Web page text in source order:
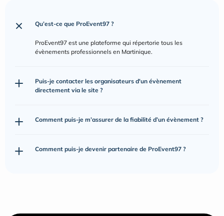
Qu’est-ce que ProEvent97 ?
ProEvent97 est une plateforme qui répertorie tous les
évènements professionnels en Martinique.
Puis-je contacter les organisateurs d'un évènement
directement via le site ?
Comment puis-je m’assurer de la fiabilité d’un évènement ?
Comment puis-je devenir partenaire de ProEvent97 ?